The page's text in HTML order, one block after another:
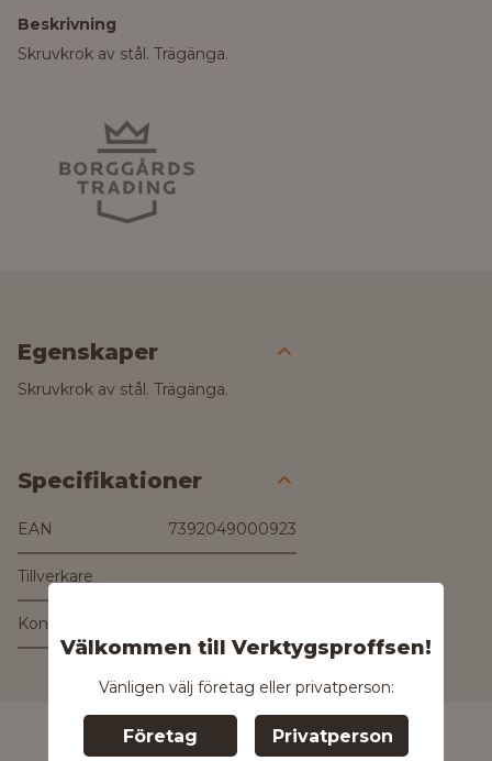
Välkommen till Verktygsproffsen!
Vänligen välj företag eller privatperson:
Företag Privatperson
Beskrivning
Skruvkrok av stål. Trägänga.
Egenskaper
Skruvkrok av stål. Trägänga.
Specifikationer
EAN 7392049000923
Tillverkare
Kontakta tillverkaren
Kontakta oss för